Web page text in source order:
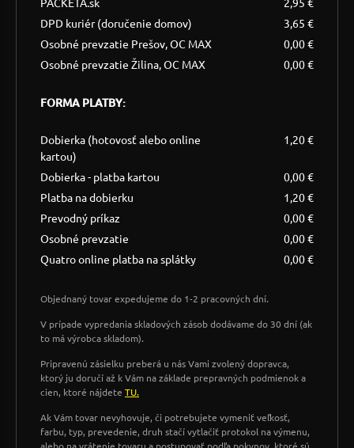
DPD kuriér (doručenie domov)
3,65 €
Osobné prevzatie Prešov, OC MAX
0,00 €
Osobné prevzatie Žilina, OC MAX
0,00 €
FORMA PLATBY:
Dobierka (hotovosť alebo online
kartou)
1,20 €
Dobierka - platba kartou
0,00 €
Platba na dobierku
1,20 €
Prevodný príkaz
0,00 €
Osobné prevzatie
0,00 €
Quatro online platba na splátky
0,00 €
Objednaný tovar expedujeme do 1-2 pracovných dní.
V prípade vypredania skladových zásob dodávame do 30 dní (ak
to má výrobca skladom).
Pripravenú zásielku preberá u nás Vami zvolený dopravca,
ktorý ju doručí až k Vám na základe prepravných podmienok a
cien, ktoré nájdete TU.
Ak Vám tovar nevyhovuje, či potrebujete vymeniť veľkosť,
farbu, typ, prevedenie, druh stačí vytlačiť protokol na výmenu,